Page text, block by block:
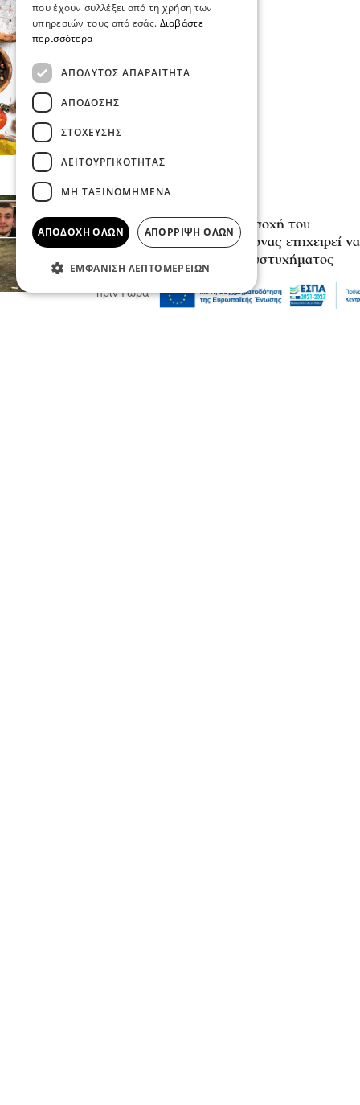
«Κάτι απέσπασε την προσοχή του
οδηγού»: Πραγματογνώμονας επιχειρεί να
ρίξει φως στα αίτια του δυστυχήματος
πριν 1 ώρα
που έχουν συλλέξει από τη χρήση των
υπηρεσιών τους από εσάς. Διαβάστε
περισσότερα
ΑΠΟΛΎΤΩΣ ΑΠΑΡΑΊΤΗΤΑ
ΑΠΌΔΟΣΗΣ
ΣΤΌΧΕΥΣΗΣ
ΛΕΙΤΟΥΡΓΙΚΌΤΗΤΑΣ
ΜΗ ΤΑΞΙΝΟΜΗΜΈΝΑ
ΑΠΟΔΟΧΉ ΌΛΩΝ ΑΠΌΡΡΙΨΗ ΌΛΩΝ
ΕΜΦΆΝΙΣΗ ΛΕΠΤΟΜΕΡΕΙΏΝ